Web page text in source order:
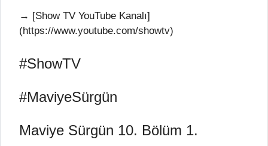
→ [Show TV YouTube Kanalı]
(https://www.youtube.com/showtv)
#ShowTV
#MaviyeSürgün
Maviye Sürgün 10. Bölüm 1.